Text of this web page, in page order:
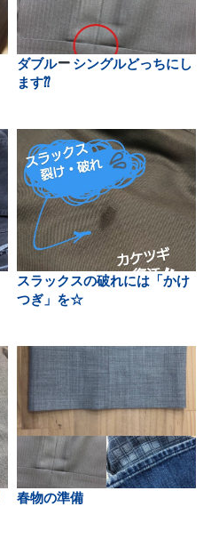
ダブル
シングルどっちにし
ます⁇
スラックスの破れには「かけ
つぎ」を☆
春物の準備